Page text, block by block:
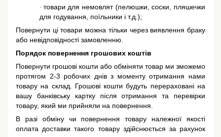
· товари для немовлят (пелюшки, соски, пляшечки
для годування, поїльники і т.д.);
Повернути ці товари можна тільки через виявлення браку
або невідповідності замовленню.
Порядок повернення грошових коштів
Повернути грошові кошти або обміняти товар ми зможемо
протягом 2-3 робочих днів з моменту отримання нами
товару на склад. Грошові кошти будуть перераховані на
вашу банківську картку після отримання та перевірки
товару, який ми прийняли на повернення.
В разі обміну чи повернення товару належної якості
оплата доставки такого товару здійснюється за рахунок